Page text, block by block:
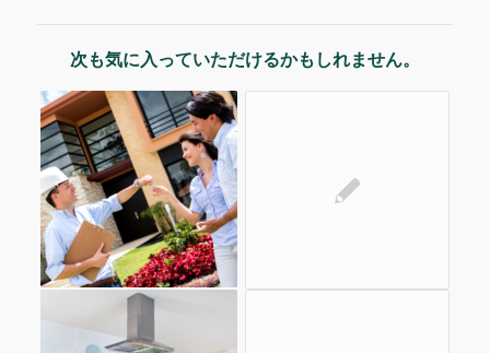
次も気に入っていただけるかもしれません。